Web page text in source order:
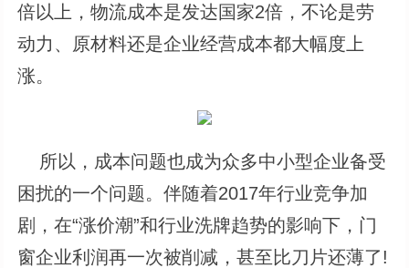
倍以上，物流成本是发达国家2倍，不论是劳
动力、原材料还是企业经营成本都大幅度上
涨。
所以，成本问题也成为众多中小型企业备受
困扰的一个问题。伴随着2017年行业竞争加
剧，在“涨价潮”和行业洗牌趋势的影响下，门
窗企业利润再一次被削减，甚至比刀片还薄了!